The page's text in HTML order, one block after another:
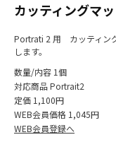
カッティングマ
Portrati 2 用 カッティン
します。
数量/内容 1個
対応商品Portrait2
定価 1,100円
WEB会員価格 1,045円
WEB会員登録へ